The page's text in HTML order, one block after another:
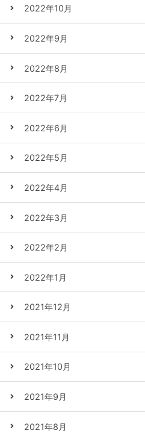
2022年10月
2022年9月
2022年8月
2022年7月
2022年6月
2022年5月
2022年4月
2022年3月
2022年2月
2022年1月
2021年12月
2021年11月
2021年10月
2021年9月
2021年8月